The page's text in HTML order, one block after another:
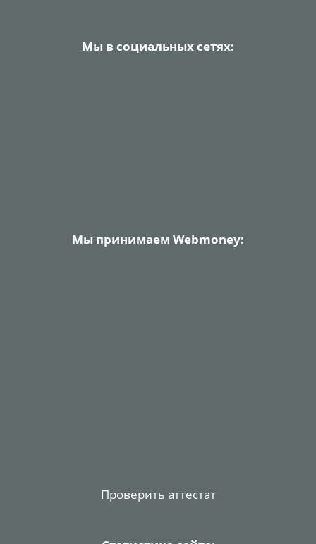
Мы в социальных сетях:
Мы принимаем Webmoney:
Проверить аттестат